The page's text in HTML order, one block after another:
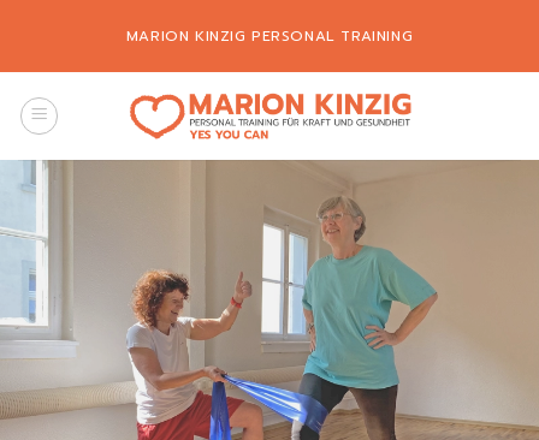
springen
MARION KINZIG PERSONAL TRAINING